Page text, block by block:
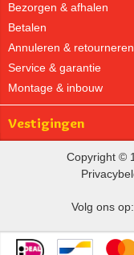
Bezorgen & afhalen
Betalen
Annuleren & retourneren
Service & garantie
Montage & inbouw
Vestigingen
Copyright ©
Volg ons op: